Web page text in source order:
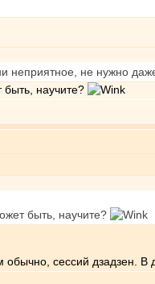
неприятное, не нужно
научите?
быть, научите?
сессий дзадзен. В